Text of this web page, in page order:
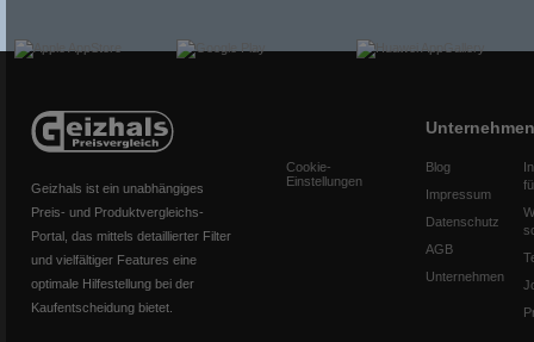
Geizhals ist ein unabhängiges
Preis- und Produktvergleichs-
Portal, das mittels detaillierter Filter
und vielfältiger Features eine
optimale Hilfestellung bei der
Kaufentscheidung bietet.
Cookie-
Einstellungen
Unternehmen
Blog
Impressum
Datenschutz
AGB
Unternehmen